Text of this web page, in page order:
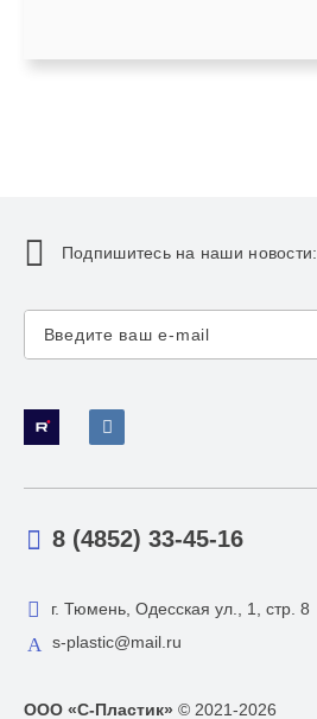
Подпишитесь на наши новости:
8 (4852) 33-45-16
г. Тюмень, Одесская ул., 1, стр. 8
s-plastic@mail.ru
ООО «С-Пластик» © 2021-2026